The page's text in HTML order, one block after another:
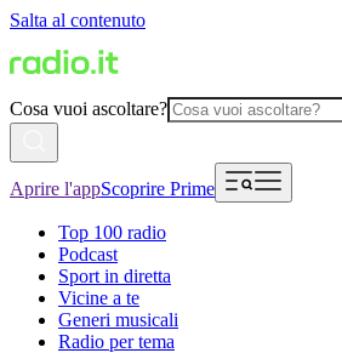
Salta al contenuto
Cosa vuoi ascoltare?
Aprire l'appScoprire Prime
Top 100 radio
Podcast
Sport in diretta
Vicine a te
Generi musicali
Radio per tema